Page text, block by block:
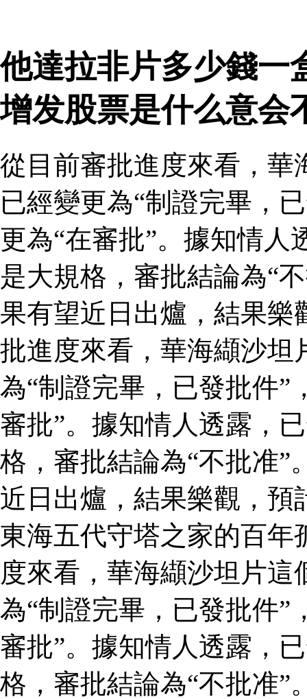
他達拉非片多少錢一
增发股票是什么意会
從目前審批進度來看，華
已經變更為“制證完畢，
更為“在審批”。據知情
是大規格，審批結論為“
果有望近日出爐，結果樂
批進度來看，華海纈沙坦
為“制證完畢，已發批件”
審批”。據知情人透露，
格，審批結論為“不批准”
近日出爐，結果樂觀，預
東海五代守塔之家的百
度來看，華海纈沙坦片
為“制證完畢，已發批件”
審批”。據知情人透露，
格，審批結論為“不批准”